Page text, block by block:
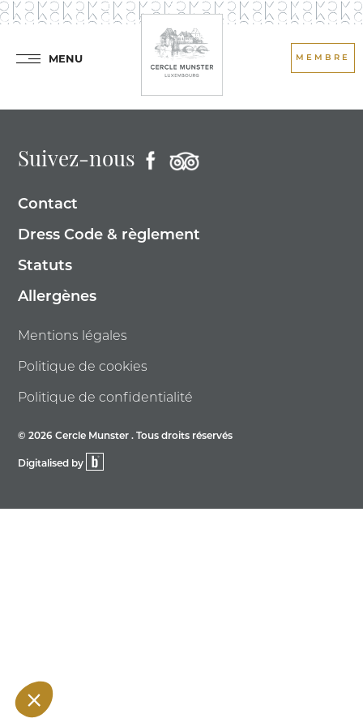
MENU MEMBRE
Suivez-nous
Contact
Dress Code & règlement
Statuts
Allergènes
Mentions légales
Politique de cookies
Politique de confidentialité
© 2026 Cercle Munster . Tous droits réservés
Digitalised by